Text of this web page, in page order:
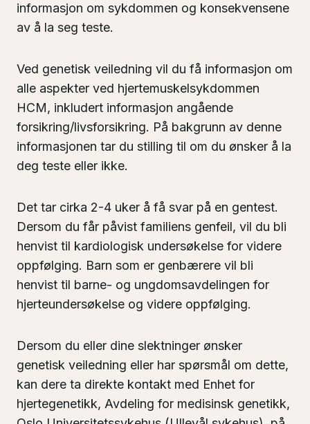
informasjon om sykdommen og konsekvensene
av å la seg teste.
Ved genetisk veiledning vil du få informasjon om
alle aspekter ved hjertemuskelsykdommen
HCM, inkludert informasjon angående
forsikring/livsforsikring. På bakgrunn av denne
informasjonen tar du stilling til om du ønsker å la
deg teste eller ikke.
Det tar cirka 2-4 uker å få svar på en gentest.
Dersom du får påvist familiens genfeil, vil du bli
henvist til kardiologisk undersøkelse for videre
oppfølging. Barn som er genbærere vil bli
henvist til barne- og ungdomsavdelingen for
hjerteundersøkelse og videre oppfølging.
Dersom du eller dine slektninger ønsker
genetisk veiledning eller har spørsmål om dette,
kan dere ta direkte kontakt med Enhet for
hjertegenetikk, Avdeling for medisinsk genetikk,